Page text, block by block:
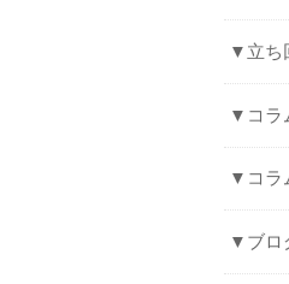
▼立ち
▼コラ
▼コラ
▼ブロ